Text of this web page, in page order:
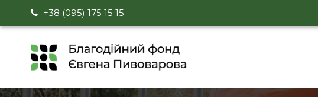
+38 (095) 175 15 15